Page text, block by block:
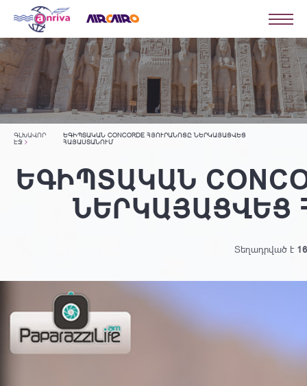
ԳԼԽԱՎՈՐ
ԷՋ
ԵԳԻՊՏԱԿԱՆ CONCORDE ՀՅՈՒՐԱՆՈՑԸ ՆԵՐԿԱՅԱՑՎԵՑ
ՀԱՅԱՍՏԱՆՈՒՄ
ԵԳԻՊՏԱԿԱՆ
ՆԵՐԿԱՅԱՑՎԵՑ
Տեղադրված է